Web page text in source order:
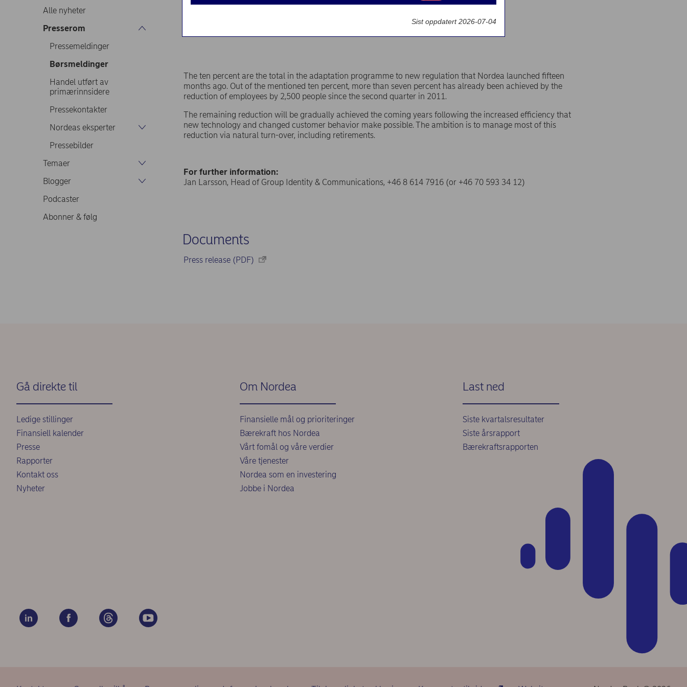
Alle nyheter
Presserom
Pressemeldinger
Børsmeldinger
Handel utført av
primærinnsidere
Pressekontakter
Nordeas eksperter
Pressebilder
Temaer
Blogger
Podcaster
Abonner & følg
The ten percent are the total in the adaptation programme to new regulation that Nordea launched fifteen
months ago. Out of the mentioned ten percent, more than seven percent has already been achieved by the
reduction of employees by 2,500 people since the second quarter in 2011.
The remaining reduction will be gradually achieved the coming years following the increased efficiency that
new technology and changed customer behavior make possible. The ambition is to manage most of this
reduction via natural turn-over, including retirements.
For further information:
Jan Larsson, Head of Group Identity & Communications, +46 8 614 7916 (or +46 70 593 34 12)
Documents
Press release (PDF)
Gå direkte til
Ledige stillinger
Finansiell kalender
Presse
Rapporter
Kontakt oss
Nyheter
Om Nordea
Finansielle mål og prioriteringer
Bærekraft hos Nordea
Vårt fomål og våre verdier
Våre tjenester
Nordea som en investering
Jobbe i Nordea
Last ned
Siste kvartalsresultater
Siste årsrapport
Bærekraftsrapporten
Markedsføring
Sist oppdatert 2026-07-04